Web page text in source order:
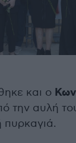
και ο
την αυλή
πυρκαγιά.